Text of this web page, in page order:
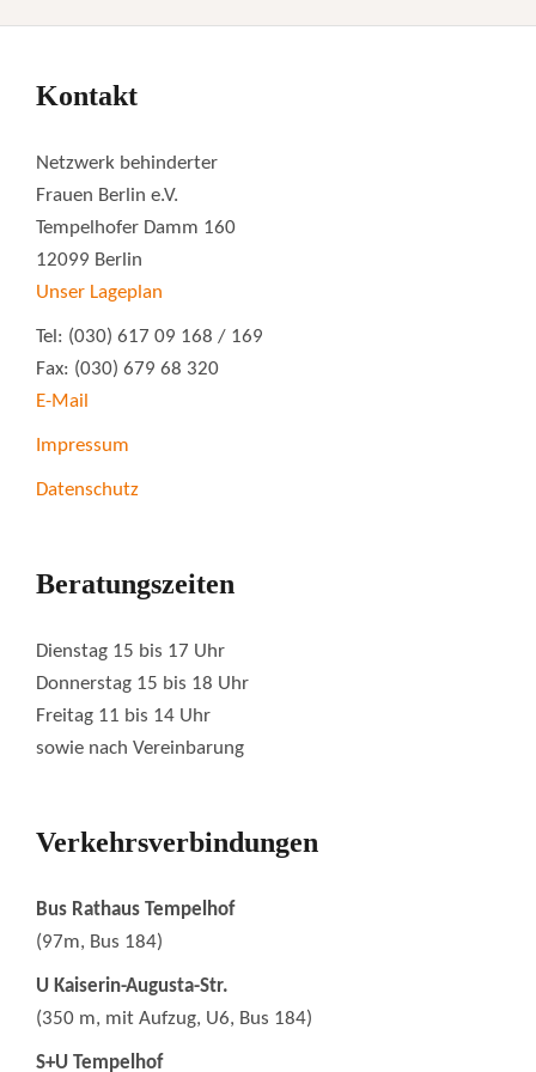
Kontakt
Netzwerk behinderter
Frauen Berlin e.V.
Tempelhofer Damm 160
12099 Berlin
Unser Lageplan
Tel: (030) 617 09 168 / 169
Fax: (030) 679 68 320
E-Mail
Impressum
Datenschutz
Beratungszeiten
Dienstag 15 bis 17 Uhr
Donnerstag 15 bis 18 Uhr
Freitag 11 bis 14 Uhr
sowie nach Vereinbarung
Verkehrsverbindungen
Bus Rathaus Tempelhof
(97m, Bus 184)
U Kaiserin-Augusta-Str.
(350 m, mit Aufzug, U6, Bus 184)
S+U Tempelhof